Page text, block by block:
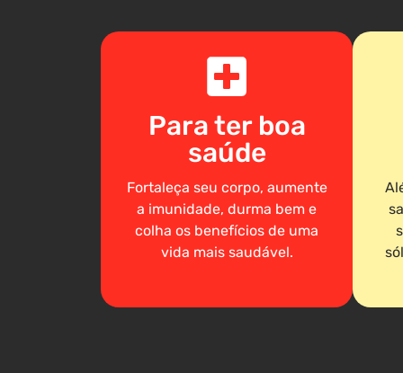
Para ter boa
saúde
Fortaleça seu corpo, aumente
a imunidade, durma bem e
colha os benefícios de uma
vida mais saudável.